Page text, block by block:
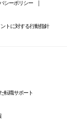
シーポリシー
トに対する行動指針
転職サポート